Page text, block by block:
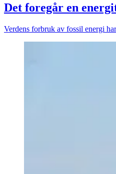
Det foregår en
Verdens forbruk av fossil energi